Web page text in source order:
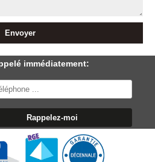
immédiatement: